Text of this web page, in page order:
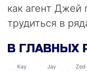
как агент
трудиться в
обычное дело,
следы
В ГЛАВНЫХ
Kay Jay Zed